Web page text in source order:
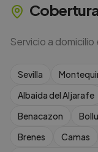
Servicio a
Sevilla
Albaida del Aljarafe
Benacazon
Brenes
Camas